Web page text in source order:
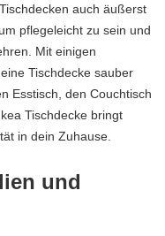
auch äußerst
pflegeleicht zu sein und
Mit einigen
Tischdecke sauber
Esstisch, den Couchtisch
Tischdecke bringt
in dein Zuhause.
und